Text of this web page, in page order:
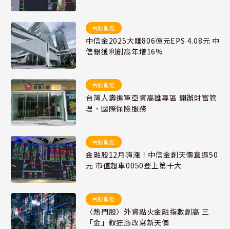
台股動態
中信金2025大賺806億元EPS 4.08元 中
信銀獲利創高年增16%
台股動態
台灣人壽進軍亞資高雄專區 開辦財富管
理、國際保險服務
台股動態
金融股12月嗨漲！中信金創天價直逼50
元 市值超車0050登上第十大
台股動態
〈熱門股〉外資點火金融指數創高 三
「金」釵狂漲改寫新天價